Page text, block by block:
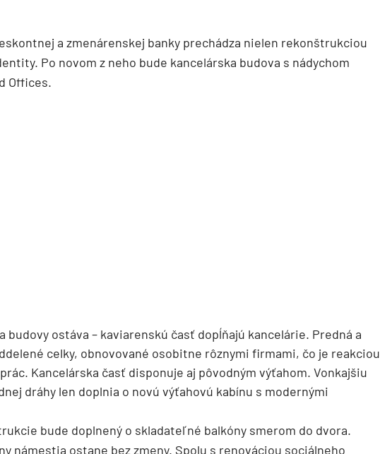
a zmenárenskej banky prechádza nielen rekonštrukciou
Po novom z neho bude kancelárska budova s nádychom
Offices.
budovy ostáva – kaviarenskú časť dopĺňajú kancelárie. Predná a
celky, obnovované osobitne rôznymi firmami, čo je reakciou
Kancelárska časť disponuje aj pôvodným výťahom. Vonkajšiu
dráhy len doplnia o novú výťahovú kabínu s modernými
bude doplnený o skladateľné balkóny smerom do dvora.
námestia ostane bez zmeny. Spolu s renováciou sociálneho